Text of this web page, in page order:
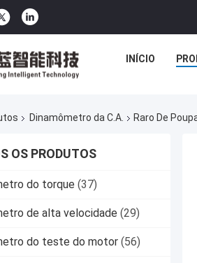
INÍCIO
Dinamômetro da C.A. Raro De
OS PRODUTOS
do torque (37)
de alta velocidade (29)
do teste do motor (56)